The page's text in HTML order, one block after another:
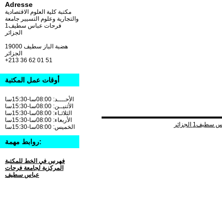
Adresse
مكتبة كلية العلوم الاقتصادية
والتجارية وعلوم التسيير جامعة
فرحات عباس سطيف1
الجزائر
19000 هضبة الباز سطيف
+213 36 62 01 51
أوقات عمل المكتبة
الأحــــد: 08:00سا-15:30سا
الأثنيــن: 08:00سا-15:30سا
الثلاثـاء: 08:00سا-15:30سا
الأربعاء: 08:00سا-15:30سا
الخميس: 08:00سا-15:30سا
روابط مهمة:
فهرس في الخط للمكتبة
المركزية لجامعة فرحات
عباس سطيف